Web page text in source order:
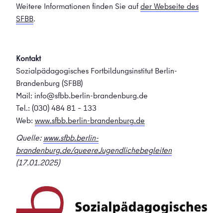
Weitere Informationen finden Sie aufder Webseite des
SFBB.
Kontakt
Sozialpädagogisches Fortbildungsinstitut Berlin-
Brandenburg (SFBB)
Mail: info@sfbb.berlin-brandenburg.de
Tel.: (030) 484 81 – 133
Web: www.sfbb.berlin-brandenburg.de
Quelle: www.sfbb.berlin-
brandenburg.de/queereJugendlichebegleiten
(17.01.2025)